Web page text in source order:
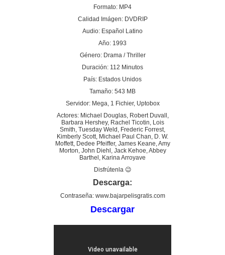
Formato: MP4
Calidad Imágen: DVDRIP
Audio: Español Latino
Año: 1993
Género: Drama / Thriller
Duración: 112 Minutos
País: Estados Unidos
Tamaño: 543 MB
Servidor: Mega, 1 Fichier, Uptobox
Actores: Michael Douglas, Robert Duvall,
Barbara Hershey, Rachel Ticotin, Lois
Smith, Tuesday Weld, Frederic Forrest,
Kimberly Scott, Michael Paul Chan, D. W.
Moffett, Dedee Pfeiffer, James Keane, Amy
Morton, John Diehl, Jack Kehoe, Abbey
Barthel, Karina Arroyave
Disfrútenla 😉
Descarga:
Contraseña: www.bajarpelisgratis.com
Descargar